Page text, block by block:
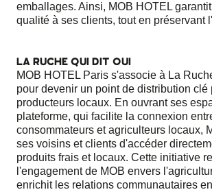
emballages. Ainsi, MOB HOTEL
qualité à ses clients, tout en préservant
LA RUCHE QUI DIT OUI
MOB HOTEL Paris s'associe à La
pour devenir un point de distribution clé
producteurs locaux. En ouvrant ses
plateforme, qui facilite la connexion
consommateurs et agriculteurs locaux,
ses voisins et clients d'accéder
produits frais et locaux. Cette initiative
l'engagement de MOB envers
enrichit les relations communautaires